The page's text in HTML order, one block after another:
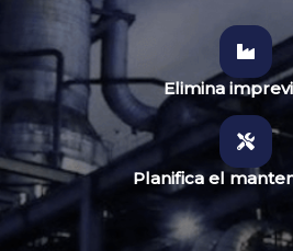
Elimina
Planifica el